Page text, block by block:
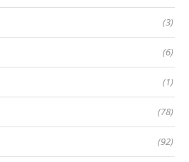
(3)
(6)
(1)
(78)
(92)